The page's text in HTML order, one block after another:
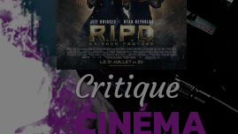
Critique
CINÉMA